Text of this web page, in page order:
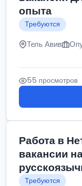
опыта
Требуются
Тель Авив
55 просмотров
Работа в
вакансии
Требуются